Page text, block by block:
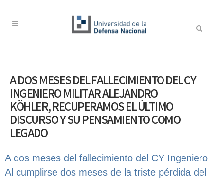
A DOS MESES DEL FALLECIMIENTO DEL CY
INGENIERO MILITAR ALEJANDRO
KÖHLER, RECUPERAMOS EL ÚLTIMO
DISCURSO Y SU PENSAMIENTO COMO
LEGADO
A dos meses del fallecimiento del CY Ingeniero
Al cumplirse dos meses de la triste pérdida del